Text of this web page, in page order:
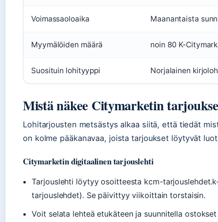
Voimassaoloaika Maanantaista
Myymälöiden määrä noin 80 K-
Suosituin lohityyppi Norjalainen
Mistä näkee Citymarketin
Lohitarjousten metsästys alkaa siitä, että tiedät
on kolme pääkanavaa, joista tarjoukset löytyvät
Citymarketin digitaalinen tarjouslehti
Tarjouslehti löytyy osoitteesta kcm-
tarjouslehdet). Se päivittyy viikoittain torstaisin.
Voit selata lehteä etukäteen ja suunnitella